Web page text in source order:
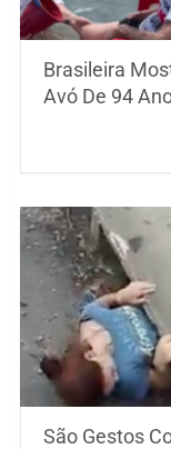
Brasileira
Avó De 94
São Gestos